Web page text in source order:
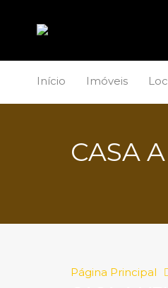
Início Imóveis
CASA
Página Principal